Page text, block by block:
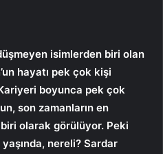
isimlerden biri olan
hayatı pek çok kişi
boyunca pek çok
son zamanların en
olarak görülüyor. Peki
nereli? Sardar